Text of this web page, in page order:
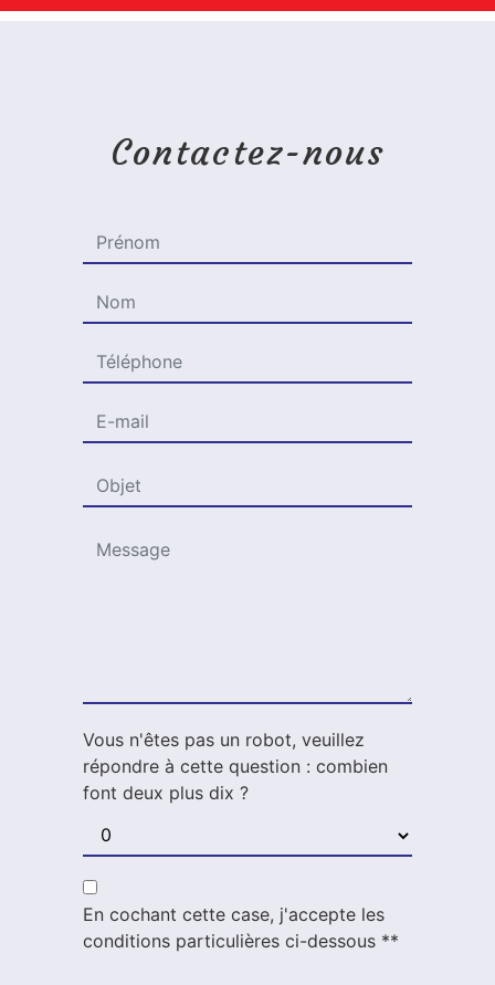
Contactez-nous
Vous n'êtes pas un robot, veuillez
répondre à cette question : combien
font deux plus dix ?
En cochant cette case, j'accepte les
conditions particulières ci-dessous **